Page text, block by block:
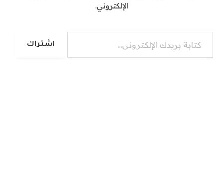
الإلكتروني.
كتابة بريدك الإلكتروني...
اشتراك